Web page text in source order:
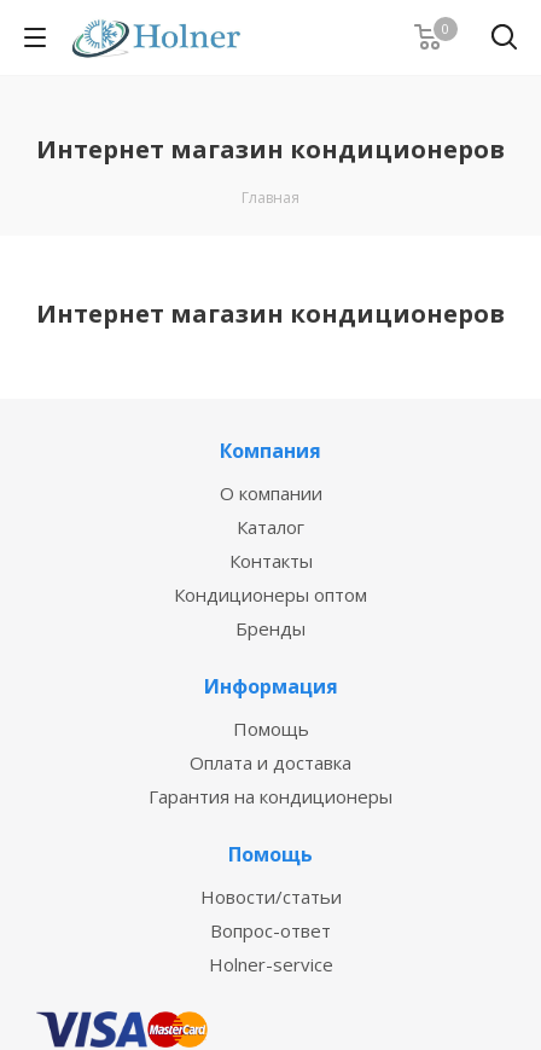
0
Интернет магазин кондиционеров
Главная
Интернет магазин кондиционеров
Компания
О компании
Каталог
Контакты
Кондиционеры оптом
Бренды
Информация
Помощь
Оплата и доставка
Гарантия на кондиционеры
Помощь
Новости/статьи
Вопрос-ответ
Holner-service